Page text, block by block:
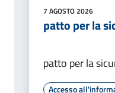
7 AGOSTO 2026
patto per la
patto per la
Accesso